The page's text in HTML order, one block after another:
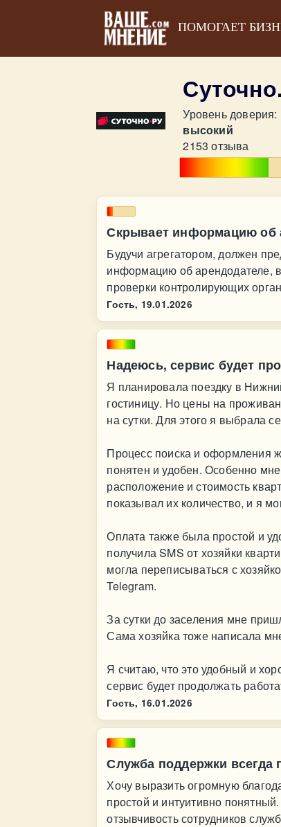
ПОМОГАЕТ
Уровень доверия:
высокий
2153 отзыва
Скрывает информацию об
Будучи агрегатором, должен
информацию об арендодателе,
проверки контролирующих
Гость, 19.01.2026
Надеюсь, сервис будет
Я планировала поездку в
гостиницу. Но цены на
на сутки. Для этого я выбрала
Процесс поиска и оформления
понятен и удобен. Особенно
расположение и стоимость
показывал их количество, и я
Оплата также была простой и
получила SMS от хозяйки
могла переписываться с
Telegram.
За сутки до заселения мне
Сама хозяйка тоже написала
Я считаю, что это удобный и
сервис будет продолжать
Гость, 16.01.2026
Служба поддержки всегда
Хочу выразить огромную
простой и интуитивно
отзывчивость сотрудников